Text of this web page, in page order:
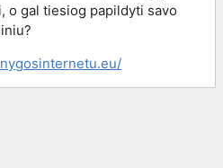
o gal tiesiog papildyti savo